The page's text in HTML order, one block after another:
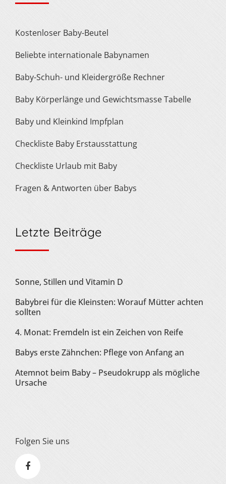
Kostenloser Baby-Beutel
Beliebte internationale Babynamen
Baby-Schuh- und Kleidergröße Rechner
Baby Körperlänge und Gewichtsmasse Tabelle
Baby und Kleinkind Impfplan
Checkliste Baby Erstausstattung
Checkliste Urlaub mit Baby
Fragen & Antworten über Babys
Letzte Beiträge
Sonne, Stillen und Vitamin D
Babybrei für die Kleinsten: Worauf Mütter achten
sollten
4. Monat: Fremdeln ist ein Zeichen von Reife
Babys erste Zähnchen: Pflege von Anfang an
Atemnot beim Baby – Pseudokrupp als mögliche
Ursache
Folgen Sie uns